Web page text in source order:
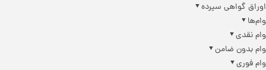
اوراق گواهی سپرده
وام‌ها
وام نقدی
وام بدون ضامن
وام فوری